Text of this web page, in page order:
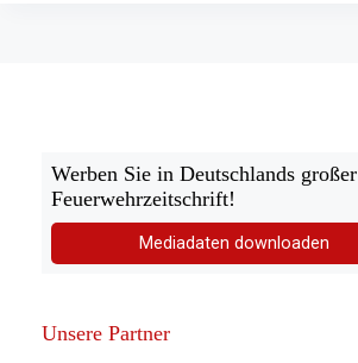
Werben Sie in Deutschlands großer
Feuerwehrzeitschrift!
Mediadaten downloaden
Unsere Partner